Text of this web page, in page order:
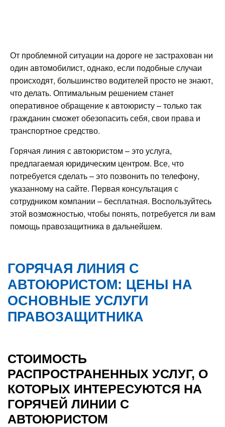
От проблемной ситуации на дороге не застрахован ни
один автомобилист, однако, если подобные случаи
происходят, большинство водителей просто не знают,
что делать. Оптимальным решением станет
оперативное обращение к автоюристу – только так
гражданин сможет обезопасить себя, свои права и
транспортное средство.
Горячая линия с автоюристом – это услуга,
предлагаемая юридическим центром. Все, что
потребуется сделать – это позвонить по телефону,
указанному на сайте. Первая консультация с
сотрудником компании – бесплатная. Воспользуйтесь
этой возможностью, чтобы понять, потребуется ли вам
помощь правозащитника в дальнейшем.
ГОРЯЧАЯ ЛИНИЯ С
АВТОЮРИСТОМ: ЦЕНЫ НА
ОСНОВНЫЕ УСЛУГИ
ПРАВОЗАЩИТНИКА
СТОИМОСТЬ
РАСПРОСТРАНЕННЫХ УСЛУГ, О
КОТОРЫХ ИНТЕРЕСУЮТСЯ НА
ГОРЯЧЕЙ ЛИНИИ С
АВТОЮРИСТОМ